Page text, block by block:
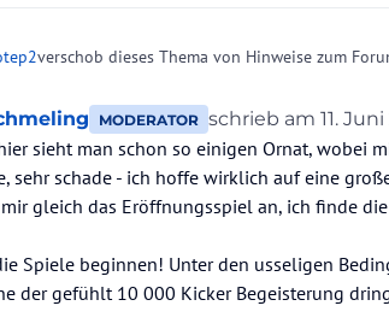
verschob dieses Thema von Hinweise zum
MODERATOR schrieb am 11.
zuletzt editiert von
sieht man schon so einigen Ornat, wobei
sehr schade - ich hoffe wirklich auf eine
gleich das Eröffnungsspiel an, ich finde
Spiele beginnen! Unter den usseligen
der gefühlt 10 000 Kicker Begeisterung